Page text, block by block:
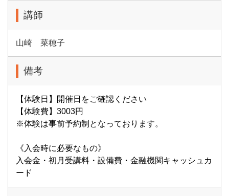
講師
山崎 菜穂子
備考
【体験日】開催日をご確認ください
【体験費】3003円
※体験は事前予約制となっております。
《入会時に必要なもの》
入会金・初月受講料・設備費・金融機関キャッシュカ
ード